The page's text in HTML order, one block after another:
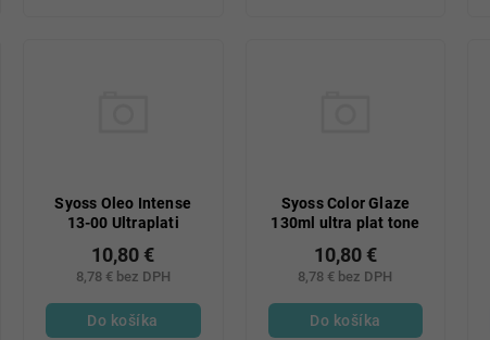
Syoss Oleo Intense
13-00 Ultraplati
8,78 € bez DPH
10,80 €
Do košíka
Syoss Color Glaze
130ml ultra plat tone
8,78 € bez DPH
10,80 €
Do košíka